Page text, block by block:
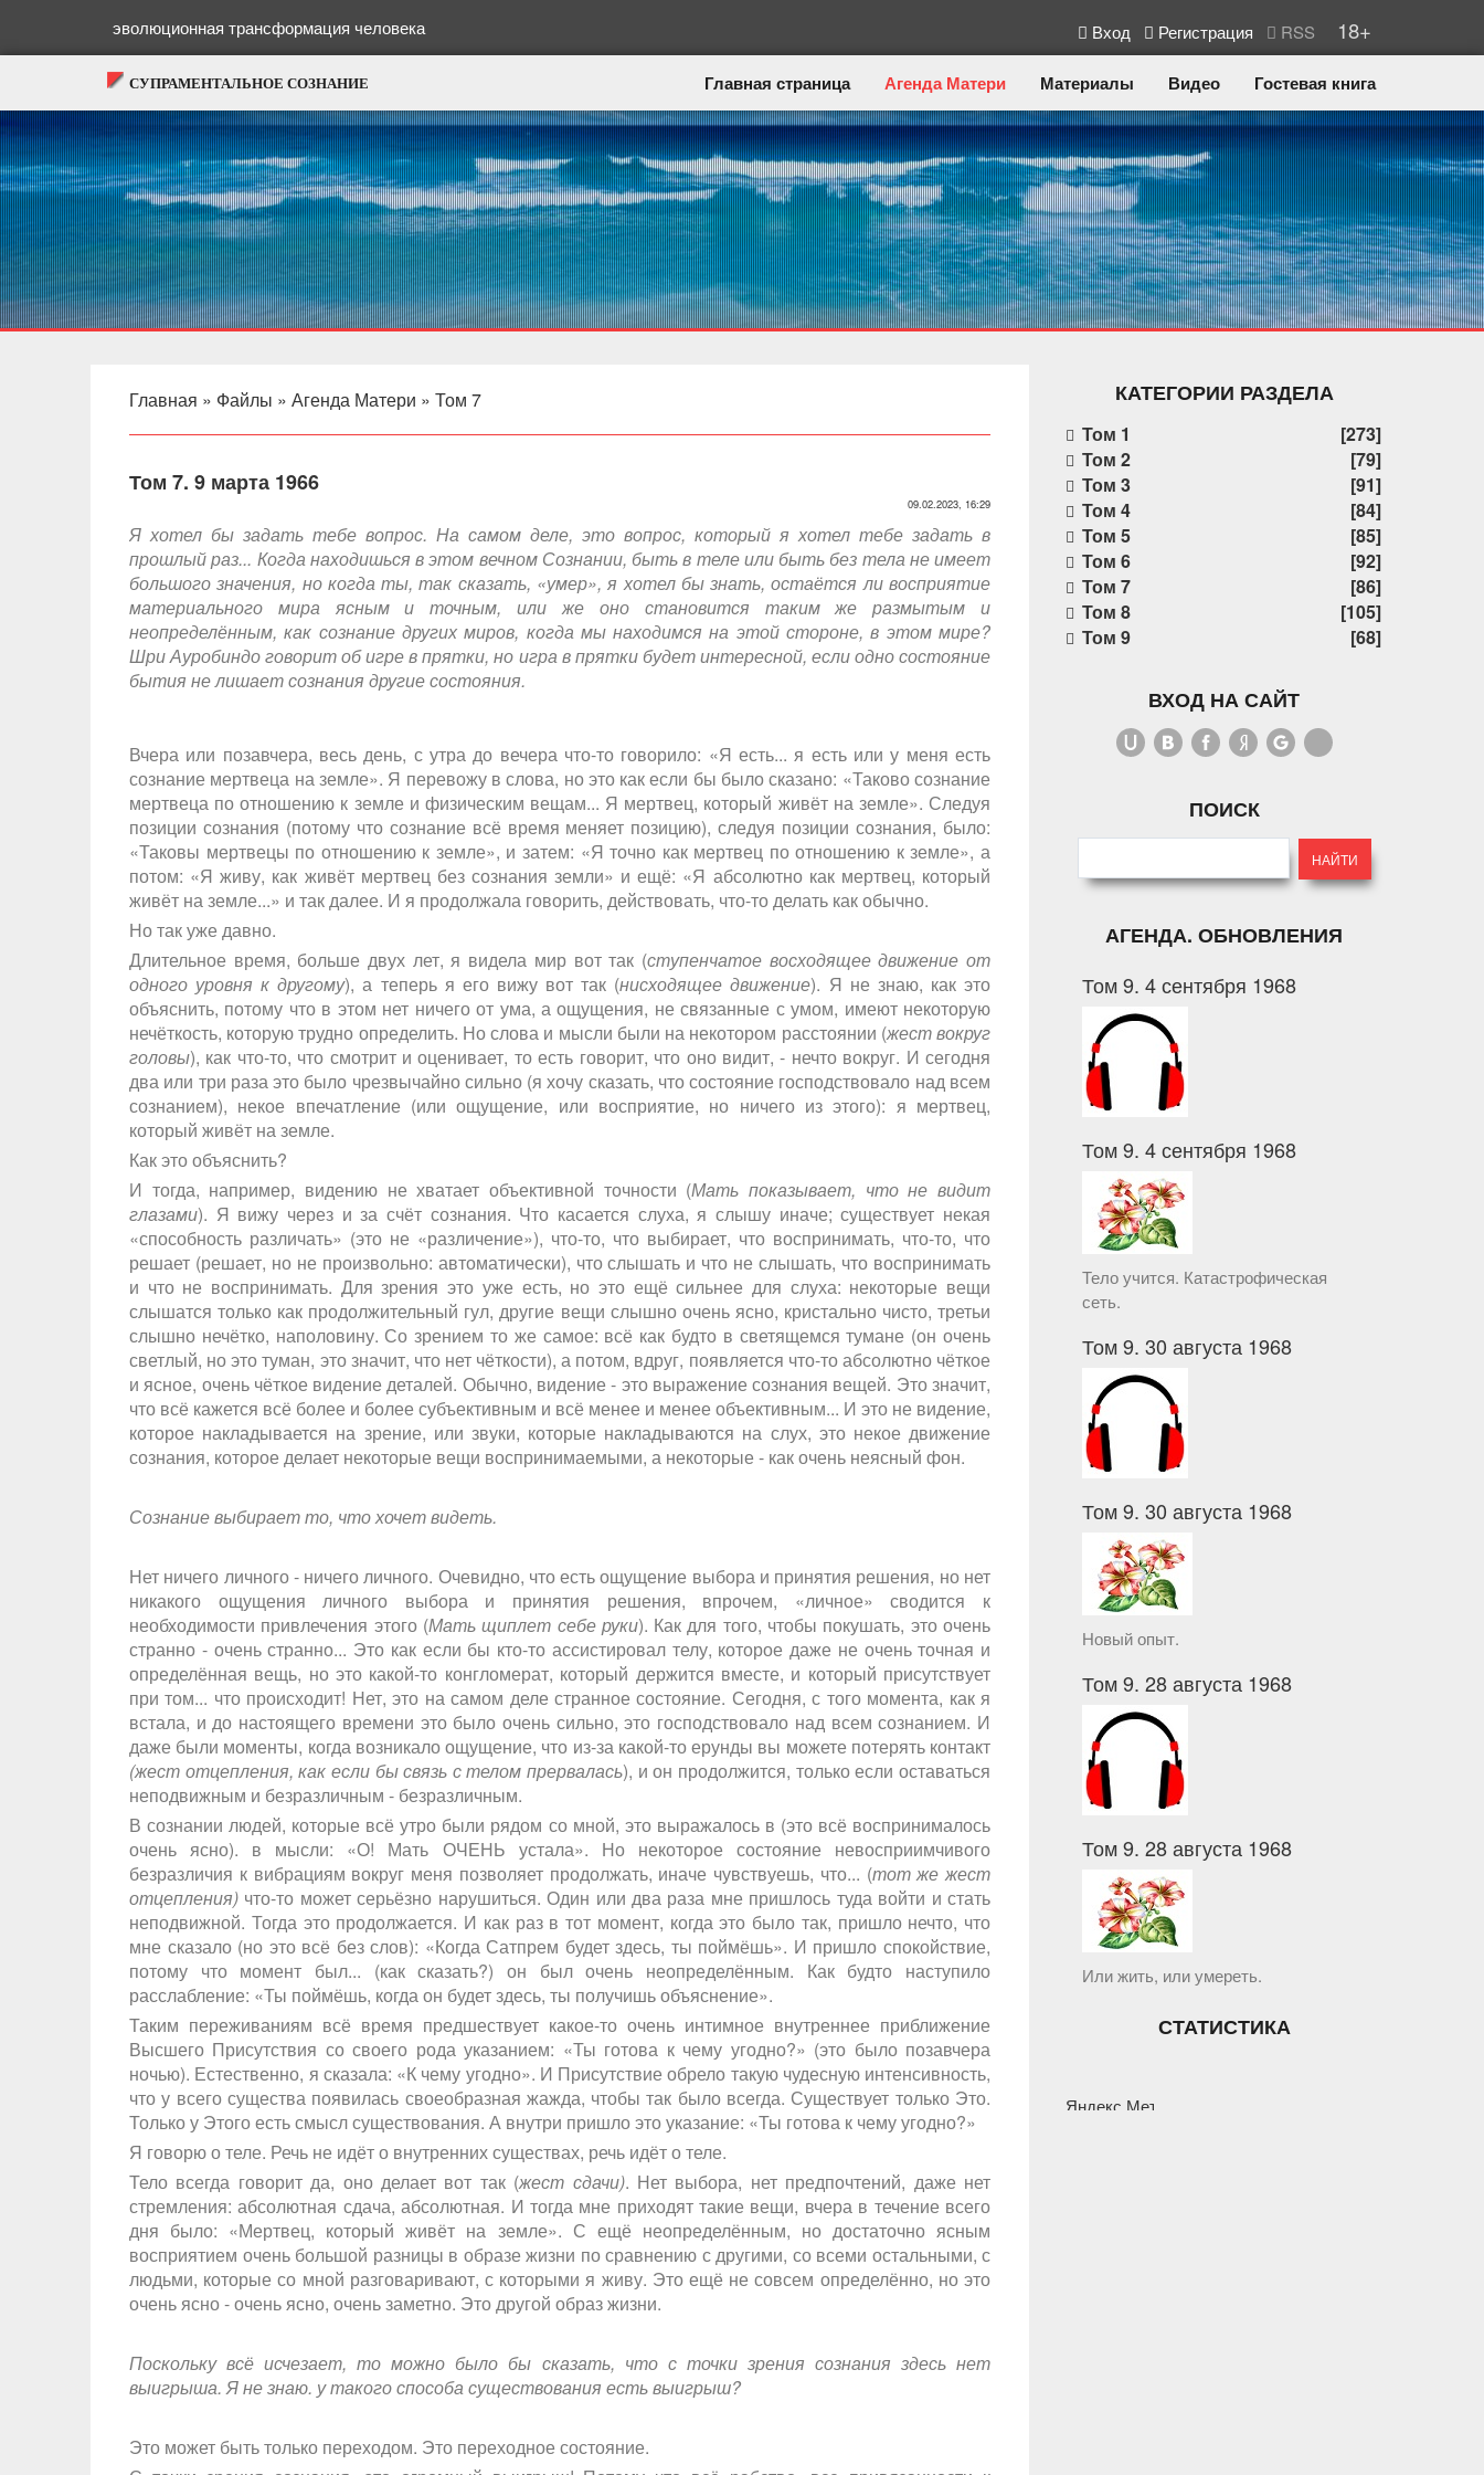
эволюционная трансформация человека Вход Регистрация RSS 18+
СУПРАМЕНТАЛЬНОЕ СОЗНАНИЕ Главная страница Агенда Матери Материалы Видео Гостевая книга
Главная » Файлы » Агенда Матери » Том 7
Том 7. 9 марта 1966
09.02.2023, 16:29
Я хотел бы задать тебе вопрос. На самом деле, это вопрос, который я хотел тебе задать в
прошлый раз... Когда находишься в этом вечном Сознании, быть в теле или быть без тела не имеет
большого значения, но когда ты, так сказать, «умер», я хотел бы знать, остаётся ли восприятие
материального мира ясным и точным, или же оно становится таким же размытым и
неопределённым, как сознание других миров, когда мы находимся на этой стороне, в этом мире?
Шри Ауробиндо говорит об игре в прятки, но игра в прятки будет интересной, если одно состояние
бытия не лишает сознания другие состояния.
Вчера или позавчера, весь день, с утра до вечера что-то говорило: «Я есть... я есть или у меня есть
сознание мертвеца на земле». Я перевожу в слова, но это как если бы было сказано: «Таково сознание
мертвеца по отношению к земле и физическим вещам... Я мертвец, который живёт на земле». Следуя
позиции сознания (потому что сознание всё время меняет позицию), следуя позиции сознания, было:
«Таковы мертвецы по отношению к земле», и затем: «Я точно как мертвец по отношению к земле», а
потом: «Я живу, как живёт мертвец без сознания земли» и ещё: «Я абсолютно как мертвец, который
живёт на земле...» и так далее. И я продолжала говорить, действовать, что-то делать как обычно.
Но так уже давно.
Длительное время, больше двух лет, я видела мир вот так (ступенчатое восходящее движение от
одного уровня к другому), а теперь я его вижу вот так (нисходящее движение). Я не знаю, как это
объяснить, потому что в этом нет ничего от ума, а ощущения, не связанные с умом, имеют некоторую
нечёткость, которую трудно определить. Но слова и мысли были на некотором расстоянии (жест вокруг
головы), как что-то, что смотрит и оценивает, то есть говорит, что оно видит, - нечто вокруг. И сегодня
два или три раза это было чрезвычайно сильно (я хочу сказать, что состояние господствовало над всем
сознанием), некое впечатление (или ощущение, или восприятие, но ничего из этого): я мертвец,
который живёт на земле.
Как это объяснить?
И тогда, например, видению не хватает объективной точности (Мать показывает, что не видит
глазами). Я вижу через и за счёт сознания. Что касается слуха, я слышу иначе; существует некая
«способность различать» (это не «различение»), что-то, что выбирает, что воспринимать, что-то, что
решает (решает, но не произвольно: автоматически), что слышать и что не слышать, что воспринимать
и что не воспринимать. Для зрения это уже есть, но это ещё сильнее для слуха: некоторые вещи
слышатся только как продолжительный гул, другие вещи слышно очень ясно, кристально чисто, третьи
слышно нечётко, наполовину. Со зрением то же самое: всё как будто в светящемся тумане (он очень
светлый, но это туман, это значит, что нет чёткости), а потом, вдруг, появляется что-то абсолютно чёткое
и ясное, очень чёткое видение деталей. Обычно, видение - это выражение сознания вещей. Это значит,
что всё кажется всё более и более субъективным и всё менее и менее объективным... И это не видение,
которое накладывается на зрение, или звуки, которые накладываются на слух, это некое движение
сознания, которое делает некоторые вещи воспринимаемыми, а некоторые - как очень неясный фон.
Сознание выбирает то, что хочет видеть.
Нет ничего личного - ничего личного. Очевидно, что есть ощущение выбора и принятия решения, но нет
никакого ощущения личного выбора и принятия решения, впрочем, «личное» сводится к
необходимости привлечения этого (Мать щиплет себе руки). Как для того, чтобы покушать, это очень
странно - очень странно... Это как если бы кто-то ассистировал телу, которое даже не очень точная и
определённая вещь, но это какой-то конгломерат, который держится вместе, и который присутствует
при том... что происходит! Нет, это на самом деле странное состояние. Сегодня, с того момента, как я
встала, и до настоящего времени это было очень сильно, это господствовало над всем сознанием. И
даже были моменты, когда возникало ощущение, что из-за какой-то ерунды вы можете потерять контакт
(жест отцепления, как если бы связь с телом прервалась), и он продолжится, только если оставаться
неподвижным и безразличным - безразличным.
В сознании людей, которые всё утро были рядом со мной, это выражалось в (это всё воспринималось
очень ясно). в мысли: «О! Мать ОЧЕНЬ устала». Но некоторое состояние невосприимчивого
безразличия к вибрациям вокруг меня позволяет продолжать, иначе чувствуешь, что... (тот же жест
отцепления) что-то может серьёзно нарушиться. Один или два раза мне пришлось туда войти и стать
неподвижной. Тогда это продолжается. И как раз в тот момент, когда это было так, пришло нечто, что
мне сказало (но это всё без слов): «Когда Сатпрем будет здесь, ты поймёшь». И пришло спокойствие,
потому что момент был... (как сказать?) он был очень неопределённым. Как будто наступило
расслабление: «Ты поймёшь, когда он будет здесь, ты получишь объяснение».
Таким переживаниям всё время предшествует какое-то очень интимное внутреннее приближение
Высшего Присутствия со своего рода указанием: «Ты готова к чему угодно?» (это было позавчера
ночью). Естественно, я сказала: «К чему угодно». И Присутствие обрело такую чудесную интенсивность,
что у всего существа появилась своеобразная жажда, чтобы так было всегда. Существует только Это.
Только у Этого есть смысл существования. А внутри пришло это указание: «Ты готова к чему угодно?»
Я говорю о теле. Речь не идёт о внутренних существах, речь идёт о теле.
Тело всегда говорит да, оно делает вот так (жест сдачи). Нет выбора, нет предпочтений, даже нет
стремления: абсолютная сдача, абсолютная. И тогда мне приходят такие вещи, вчера в течение всего
дня было: «Мертвец, который живёт на земле». С ещё неопределённым, но достаточно ясным
восприятием очень большой разницы в образе жизни по сравнению с другими, со всеми остальными, с
людьми, которые со мной разговаривают, с которыми я живу. Это ещё не совсем определённо, но это
очень ясно - очень ясно, очень заметно. Это другой образ жизни.
Поскольку всё исчезает, то можно было бы сказать, что с точки зрения сознания здесь нет
выигрыша. Я не знаю. у такого способа существования есть выигрыш?
Это может быть только переходом. Это переходное состояние.
КАТЕГОРИИ РАЗДЕЛА
Том 1
[273]
Том 2
[79]
Том 3
[91]
Том 4
[84]
Том 5
[85]
Том 6
[92]
Том 7
[86]
Том 8
[105]
Том 9
[68]
ВХОД НА САЙТ
ПОИСК
АГЕНДА. ОБНОВЛЕНИЯ
Том 9. 4 сентября 1968
Том 9. 4 сентября 1968
Тело учится. Катастрофическая
сеть.
Том 9. 30 августа 1968
Том 9. 30 августа 1968
Новый опыт.
Том 9. 28 августа 1968
Том 9. 28 августа 1968
Или жить, или умереть.
СТАТИСТИКА